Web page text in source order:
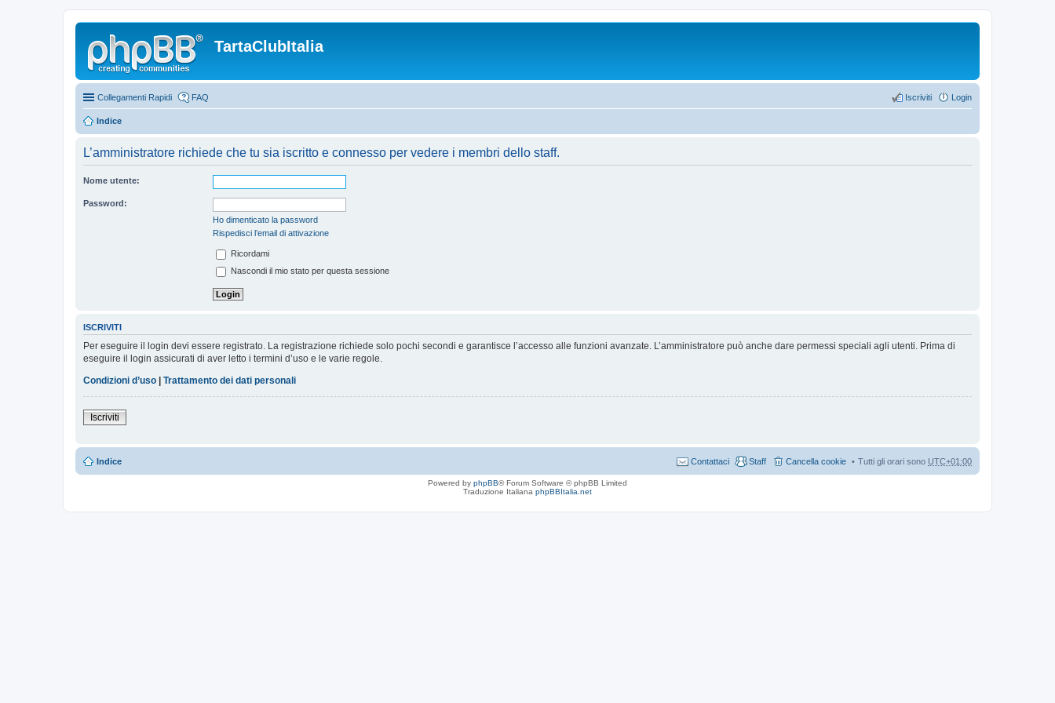
TartaClubItalia
Collegamenti Rapidi FAQ Login
Iscriviti
Indice
L’amministratore richiede che tu sia iscritto e connesso per vedere i membri dello staff.
Nome utente:
Password:
Ho dimenticato la password
Rispedisci l’email di attivazione
Ricordami
Nascondi il mio stato per questa sessione
ISCRIVITI
Per eseguire il login devi essere registrato. La registrazione richiede solo pochi secondi e garantisce l’accesso alle funzioni avanzate. L’amministratore può anche dare permessi speciali agli utenti. Prima di
eseguire il login assicurati di aver letto i termini d’uso e le varie regole.
Condizioni d’uso | Trattamento dei dati personali
Iscriviti
Indice Tutti gli orari sono UTC+01:00
Cancella cookie
Staff
Contattaci
Powered by phpBB® Forum Software © phpBB Limited
Traduzione Italiana phpBBItalia.net